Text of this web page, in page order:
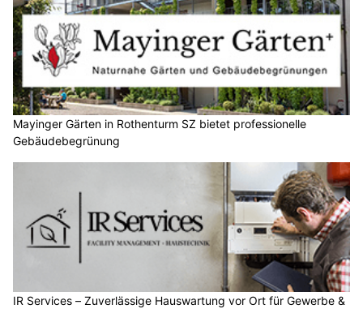
Mayinger Gärten in Rothenturm SZ bietet professionelle
Gebäudebegrünung
IR Services – Zuverlässige Hauswartung vor Ort für Gewerbe &